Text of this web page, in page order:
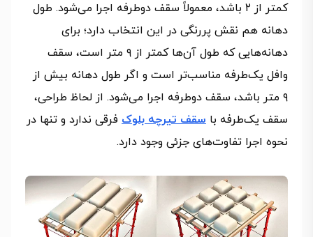
کمتر از ۲ باشد، معمولاً سقف دوطرفه اجرا می‌شود. طول
دهانه هم نقش پررنگی در این انتخاب دارد؛ برای
دهانه‌هایی که طول آن‌ها کمتر از ۹ متر است، سقف
وافل یک‌طرفه مناسب‌تر است و اگر طول دهانه بیش از
۹ متر باشد، سقف دوطرفه اجرا می‌شود. از لحاظ طراحی،
سقف یک‌طرفه با سقف تیرچه بلوک فرقی ندارد و تنها در
نحوه اجرا تفاوت‌های جزئی وجود دارد.